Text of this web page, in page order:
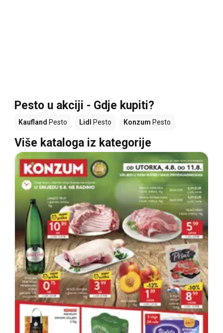
Pesto u akciji - Gdje kupiti?
Kaufland Pesto Lidl Pesto Konzum Pesto
Više kataloga iz kategorije